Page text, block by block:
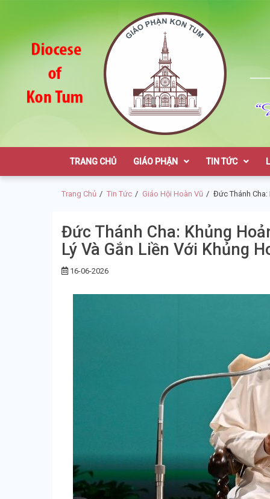
Giáo Phận
TRANG CHỦ GIÁO PHẬN TIN TỨC
Trang Chủ Tin Tức Giáo Hội Hoàn Vũ Đức Thánh Cha:
Đức Thánh Cha: Khủng
Lý Và Gắn Liền Với Khủng
16-06-2026